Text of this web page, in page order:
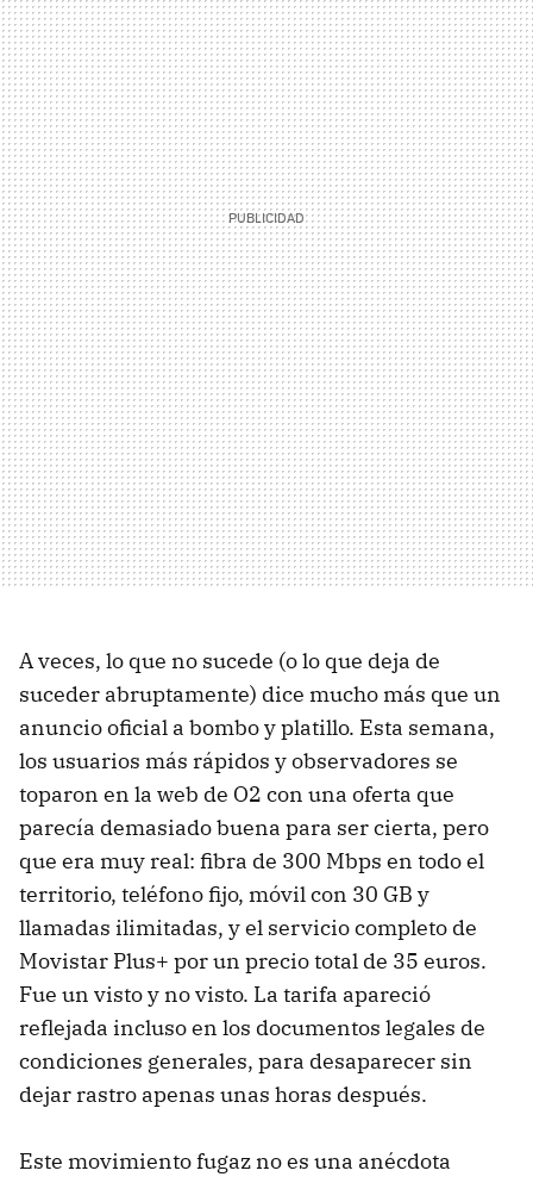
A veces, lo que no sucede (o lo que deja de
suceder abruptamente) dice mucho más que un
anuncio oficial a bombo y platillo. Esta semana,
los usuarios más rápidos y observadores se
toparon en la web de O2 con una oferta que
parecía demasiado buena para ser cierta, pero
que era muy real: fibra de 300 Mbps en todo el
territorio, teléfono fijo, móvil con 30 GB y
llamadas ilimitadas, y el servicio completo de
Movistar Plus+ por un precio total de 35 euros.
Fue un visto y no visto. La tarifa apareció
reflejada incluso en los documentos legales de
condiciones generales, para desaparecer sin
dejar rastro apenas unas horas después.
Este movimiento fugaz no es una anécdota